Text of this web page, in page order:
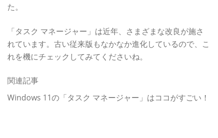
た。
「タスク マネージャー」は近年、さまざまな改良が施さ
れています。古い従来版もなかなか進化しているので、こ
れを機にチェックしてみてくださいね。
関連記事
Windows 11の「タスク マネージャー」はココがすごい！